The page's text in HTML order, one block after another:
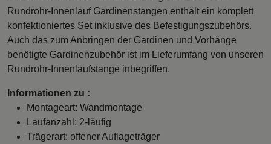
Rundrohr-Innenlauf Gardinenstangen enthält ein komplett
konfektioniertes Set inklusive des Befestigungszubehörs.
Auch das zum Anbringen der Gardinen und Vorhänge
benötigte Gardinenzubehör ist im Lieferumfang von unseren
Rundrohr-Innenlaufstange inbegriffen.
Informationen zu :
Montageart: Wandmontage
Laufanzahl: 2-läufig
Trägerart: offener Auflageträger